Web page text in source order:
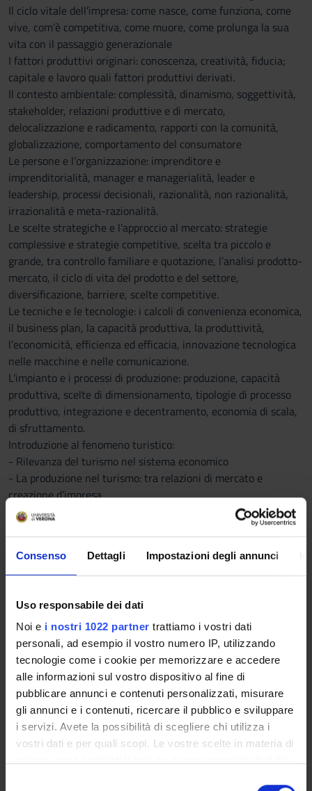
Consenso Dettagli Impostazioni degli annunci
Uso responsabile dei dati
Noi e i nostri 1022 partner trattiamo i vostri dati
personali, ad esempio il vostro numero IP, utilizzando
tecnologie come i cookie per memorizzare e accedere
alle informazioni sul vostro dispositivo al fine di
pubblicare annunci e contenuti personalizzati, misurare
gli annunci e i contenuti, ricercare il pubblico e sviluppare
i servizi. Avete la possibilità di scegliere chi utilizza i
vostri dati e per quali scopi. Le vostre scelte in materia di
Il ciclo vitale dell’impresa: come nasce, come funziona, come
vive, com’è competitiva, come muore, come prolunga la sua
vita con il passaggio generazionale
I fattori produttivi originari: conoscenza, creatività, fiducia;
capitale e lavoro quali fattori produttivi derivati.
Il contesto ambientale: complessità, dinamismo, soggettività,
stakeholder, relazioni produttive e di mercato,
delocalizzazione e radicamento, rapporti con la comunità,
globalizzazione, comportamento del consumatore
Le persone e l’organizzazione: imprenditore e
imprenditorialità, manager e managerialità, leader e
leadership, processi decisionali, razionalità, non razionalità,
irrazionalità e meta-razionalità.
Le scelte strategiche e l’approccio al mercato: strategie
complessive e strategie competitive, scelta tra piccolo e
grande, tra controllo familiare e quotazione, l’analisi prodotto-
mercato, il ciclo di vita del prodotto e del settore,
diversificazione, barriere, scelte competitive.
Le tecniche e le tecnologie: i calcoli di convenienza economica,
il business plan, la capacità produttiva, la produttività,
l’economicità, efficienza ed efficacia, innovazione tecnologica
nelle macchine e nelle comunicazione.
L’impianto e i processi di produzione: produzione, capacità
produttiva, scelte di dimensionamento, tipologie di processo
produttivo, integrazione e decentramento, economia di scala,
di sfruttamento.
Introduzione al fenomeno turistico:
- Rilevanza del turismo nel sistema economico
- La produzione nel turismo: tra relazioni di mercato e
creazione d’impresa
- Le imprese di produzione e distribuzione della vacanza: tour
operator e agenzie di viaggio
le attrazioni.
Libri di testo
competitività e progresso", verificare di essere in possesso
dell'edizione corretta (seconda edizione) sostanzialmente
modificata rispetto alla precedente.
STUDENTI FREQUENTANTI
- per la parte generale:
• appunti delle lezioni
• Claudio Baccarani, Federico Brunetti, Elena Giaretta (a cura
di), Impresa e management tra competitività e progresso, 2^
edizione, Giappichelli, Torino, 2015 (capitoli 2, 3, 4, 7, 8, 9 -
eccetto paragrafo 9.4-, 11, 12, 13)